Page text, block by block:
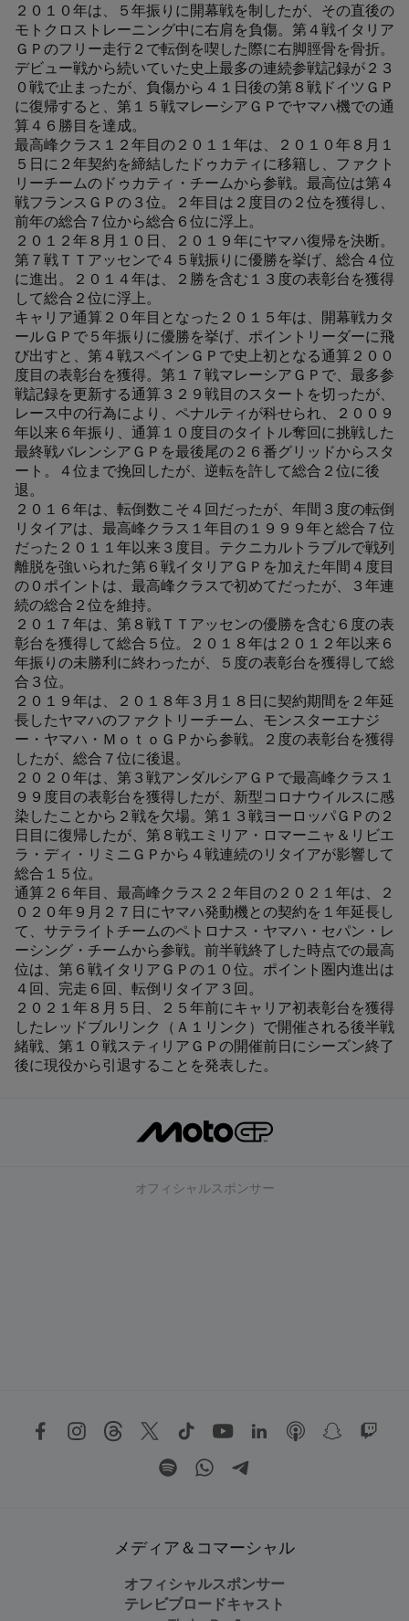
２０１０年は、５年振りに開幕戦を制したが、その直後の
モトクロストレーニング中に右肩を負傷。第４戦イタリア
ＧＰのフリー走行２で転倒を喫した際に右脚脛骨を骨折。
デビュー戦から続いていた史上最多の連続参戦記録が２３
０戦で止まったが、負傷から４１日後の第８戦ドイツＧＰ
に復帰すると、第１５戦マレーシアＧＰでヤマハ機での通
算４６勝目を達成。
最高峰クラス１２年目の２０１１年は、２０１０年８月１
５日に２年契約を締結したドゥカティに移籍し、ファクト
リーチームのドゥカティ・チームから参戦。最高位は第４
戦フランスＧＰの３位。２年目は２度目の２位を獲得し、
前年の総合７位から総合６位に浮上。
２０１２年８月１０日、２０１９年にヤマハ復帰を決断。
第７戦ＴＴアッセンで４５戦振りに優勝を挙げ、総合４位
に進出。２０１４年は、２勝を含む１３度の表彰台を獲得
して総合２位に浮上。
キャリア通算２０年目となった２０１５年は、開幕戦カタ
ールＧＰで５年振りに優勝を挙げ、ポイントリーダーに飛
び出すと、第４戦スペインＧＰで史上初となる通算２００
度目の表彰台を獲得。第１７戦マレーシアＧＰで、最多参
戦記録を更新する通算３２９戦目のスタートを切ったが、
レース中の行為により、ペナルティが科せられ、２００９
年以来６年振り、通算１０度目のタイトル奪回に挑戦した
最終戦バレンシアＧＰを最後尾の２６番グリッドからスタ
ート。４位まで挽回したが、逆転を許して総合２位に後
退。
２０１６年は、転倒数こそ４回だったが、年間３度の転倒
リタイアは、最高峰クラス１年目の１９９９年と総合７位
だった２０１１年以来３度目。テクニカルトラブルで戦列
離脱を強いられた第６戦イタリアＧＰを加えた年間４度目
の０ポイントは、最高峰クラスで初めてだったが、３年連
続の総合２位を維持。
２０１７年は、第８戦ＴＴアッセンの優勝を含む６度の表
彰台を獲得して総合５位。２０１８年は２０１２年以来６
年振りの未勝利に終わったが、５度の表彰台を獲得して総
合３位。
２０１９年は、２０１８年３月１８日に契約期間を２年延
長したヤマハのファクトリーチーム、モンスターエナジ
ー・ヤマハ・ＭｏｔｏＧＰから参戦。２度の表彰台を獲得
したが、総合７位に後退。
２０２０年は、第３戦アンダルシアＧＰで最高峰クラス１
９９度目の表彰台を獲得したが、新型コロナウイルスに感
染したことから２戦を欠場。第１３戦ヨーロッパＧＰの２
日目に復帰したが、第８戦エミリア・ロマーニャ＆リビエ
ラ・ディ・リミニＧＰから４戦連続のリタイアが影響して
総合１５位。
通算２６年目、最高峰クラス２２年目の２０２１年は、２
０２０年９月２７日にヤマハ発動機との契約を１年延長し
て、サテライトチームのペトロナス・ヤマハ・セパン・レ
ーシング・チームから参戦。前半戦終了した時点での最高
位は、第６戦イタリアＧＰの１０位。ポイント圏内進出は
４回、完走６回、転倒リタイア３回。
２０２１年８月５日、２５年前にキャリア初表彰台を獲得
したレッドブルリンク（Ａ１リンク）で開催される後半戦
緒戦、第１０戦スティリアＧＰの開催前日にシーズン終了
後に現役から引退することを発表した。
オフィシャルスポンサー
メディア＆コマーシャル
オフィシャルスポンサー
テレビブロードキャスト